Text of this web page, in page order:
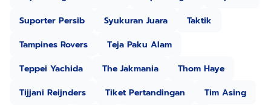
Suporter Persib
Syukuran Juara
Taktik
Tampines Rovers
Teja Paku Alam
Teppei Yachida
The Jakmania
Thom Haye
Tijjani Reijnders
Tiket Pertandingan
Tim Asing